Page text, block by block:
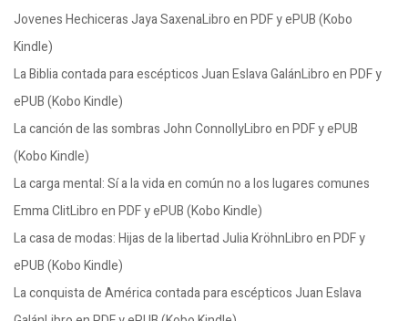
Jovenes Hechiceras Jaya SaxenaLibro en PDF y ePUB (Kobo
Kindle)
La Biblia contada para escépticos Juan Eslava GalánLibro en PDF y
ePUB (Kobo Kindle)
La canción de las sombras John ConnollyLibro en PDF y ePUB
(Kobo Kindle)
La carga mental: Sí a la vida en común no a los lugares comunes
Emma ClitLibro en PDF y ePUB (Kobo Kindle)
La casa de modas: Hijas de la libertad Julia KröhnLibro en PDF y
ePUB (Kobo Kindle)
La conquista de América contada para escépticos Juan Eslava